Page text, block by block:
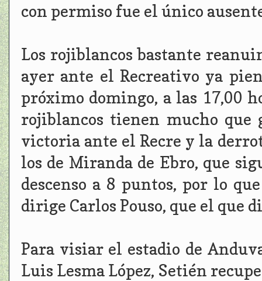
con permiso fue el único
Los rojiblancos bastante
ayer ante el Recreativo ya
próximo domingo, a las 17,00
rojiblancos tienen mucho que
victoria ante el Recre y la
los de Miranda de Ebro, que
descenso a 8 puntos, por lo
dirige Carlos Pouso, que el que
Para visiar el estadio de
Luis Lesma López, Setién